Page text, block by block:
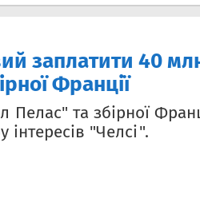
заплатити 40
Франції
Пелас" та збірної
"Челсі".